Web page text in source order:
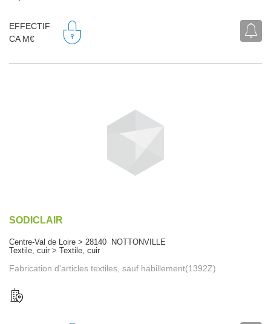
EFFECTIF
CA M€
SODICLAIR
Centre-Val de Loire > 28140 NOTTONVILLE
Textile, cuir > Textile, cuir
Fabrication d'articles textiles, sauf habillement(1392Z)